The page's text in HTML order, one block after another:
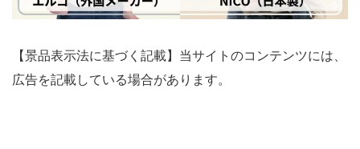
【景品表示法に基づく記載】当サイトのコンテンツには、
広告を記載している場合があります。